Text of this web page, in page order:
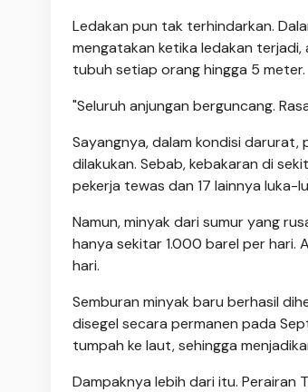
Ledakan pun tak terhindarkan.
mengatakan ketika ledakan
tubuh setiap orang hingga 5 meter.
"Seluruh anjungan berguncang.
Sayangnya, dalam kondisi darurat,
dilakukan. Sebab, kebakaran di
pekerja tewas dan 17 lainnya luka-
Namun, minyak dari sumur yang
hanya sekitar 1.000 barel per hari.
hari.
Semburan minyak baru berhasil
disegel secara permanen pada
tumpah ke laut, sehingga
Dampaknya lebih dari itu. Perairan